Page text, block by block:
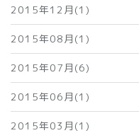
2015年12月(1)
2015年08月(1)
2015年07月(6)
2015年06月(1)
2015年03月(1)